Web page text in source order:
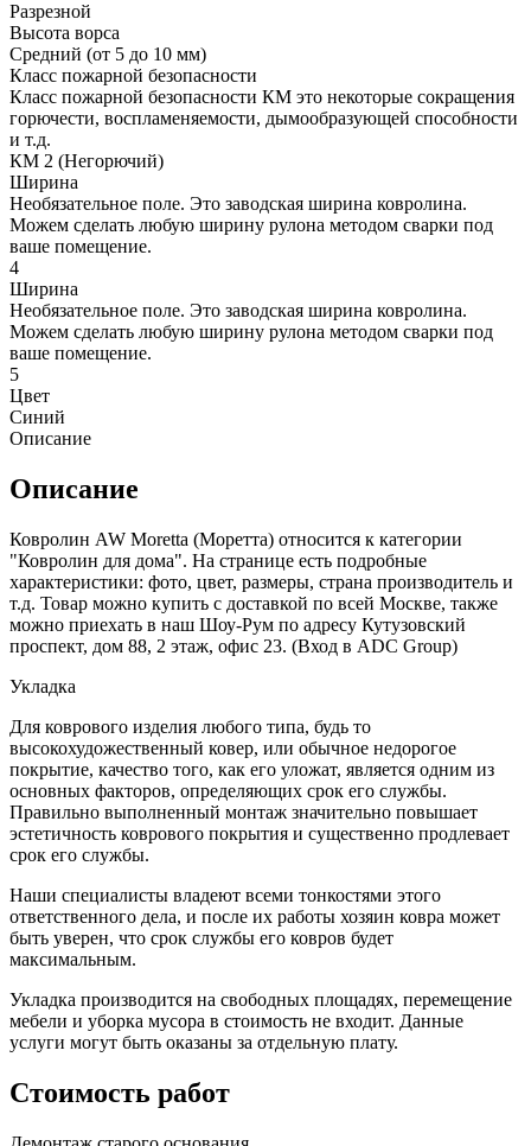
Разрезной
Высота ворса
Средний (от 5 до 10 мм)
Класс пожарной безопасности
Класс пожарной безопасности КМ это некоторые сокращения
горючести, воспламеняемости, дымообразующей способности
и т.д.
КМ 2 (Негорючий)
Ширина
Необязательное поле. Это заводская ширина ковролина.
Можем сделать любую ширину рулона методом сварки под
ваше помещение.
4
Ширина
Необязательное поле. Это заводская ширина ковролина.
Можем сделать любую ширину рулона методом сварки под
ваше помещение.
5
Цвет
Синий
Описание
Описание
Ковролин AW Moretta (Моретта) относится к категории
"Ковролин для дома". На странице есть подробные
характеристики: фото, цвет, размеры, страна производитель и
т.д. Товар можно купить с доставкой по всей Москве, также
можно приехать в наш Шоу-Рум по адресу Кутузовский
проспект, дом 88, 2 этаж, офис 23. (Вход в ADC Group)
Укладка
Для коврового изделия любого типа, будь то
высокохудожественный ковер, или обычное недорогое
покрытие, качество того, как его уложат, является одним из
основных факторов, определяющих срок его службы.
Правильно выполненный монтаж значительно повышает
эстетичность коврового покрытия и существенно продлевает
срок его службы.
Наши специалисты владеют всеми тонкостями этого
ответственного дела, и после их работы хозяин ковра может
быть уверен, что срок службы его ковров будет
максимальным.
Укладка производится на свободных площадях, перемещение
мебели и уборка мусора в стоимость не входит. Данные
услуги могут быть оказаны за отдельную плату.
Стоимость работ